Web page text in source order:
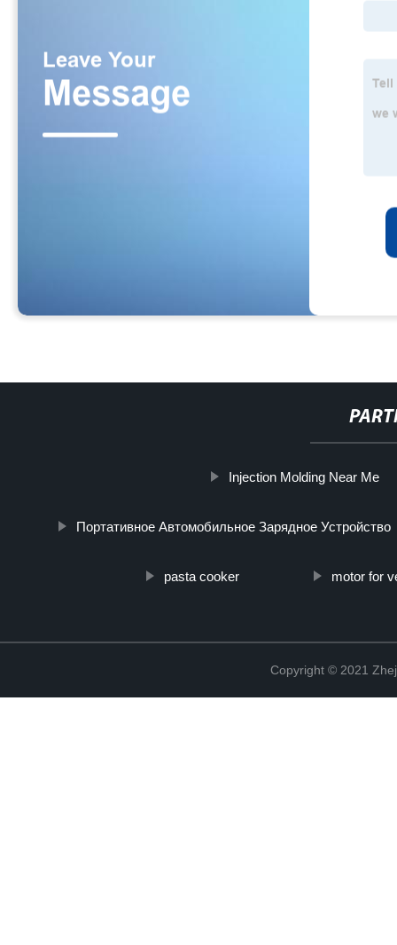
Injection Molding Near Me
Портативное Автомобильное Зарядное Устройство
pasta cooker motor for
Copyright © 2021